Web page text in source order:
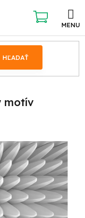
HĽADAŤ
NÁKUPNÝ
KOŠÍK
motív